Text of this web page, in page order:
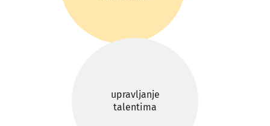
upravljanje
talentima